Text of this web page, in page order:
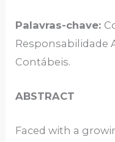
Palavras-chave:
Responsabilidade
Contábeis.
ABSTRACT
Faced with a